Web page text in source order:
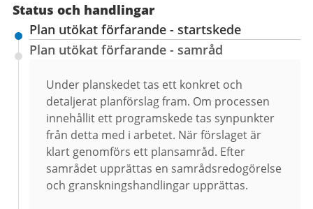
Status och handlingar
Plan utökat förfarande - startskede
Plan utökat förfarande - samråd
Under planskedet tas ett konkret och
detaljerat planförslag fram. Om processen
innehållit ett programskede tas synpunkter
från detta med i arbetet. När förslaget är
klart genomförs ett plansamråd. Efter
samrådet upprättas en samrådsredogörelse
och granskningshandlingar upprättas.